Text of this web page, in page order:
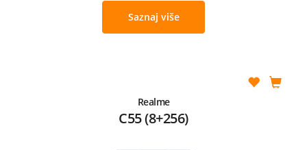
Saznaj više
Realme
C55 (8+256)